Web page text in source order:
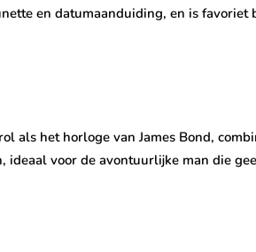
en datumaanduiding, en is favoriet
als het horloge van James Bond,
ideaal voor de avontuurlijke man die